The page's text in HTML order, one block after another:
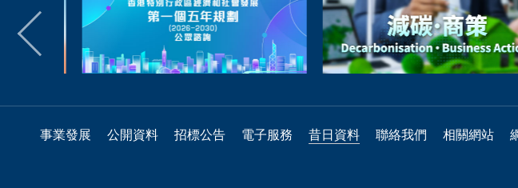
事業發展 公開資料 招標公告 電子服務 昔日資料 聯絡我們 相關網站